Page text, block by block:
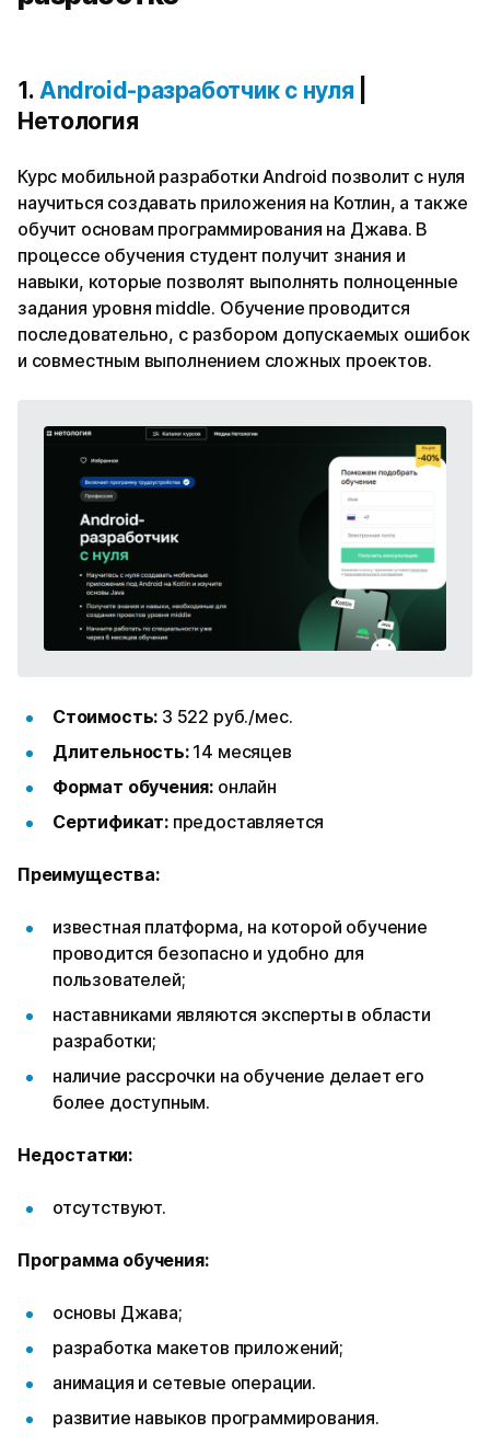
1. Android-разработчик с нуля
Нетология
Курс мобильной разработки Android позволит с нуля
научиться создавать приложения на Котлин, а также
обучит основам программирования на Джава. В
процессе обучения студент получит знания и
навыки, которые позволят выполнять полноценные
задания уровня middle. Обучение проводится
последовательно, с разбором допускаемых ошибок
и совместным выполнением сложных проектов.
Стоимость: 3 522 руб./мес.
Длительность: 14 месяцев
Формат обучения: онлайн
Сертификат: предоставляется
Преимущества:
известная платформа, на которой обучение
проводится безопасно и удобно для
пользователей;
наставниками являются эксперты в области
разработки;
наличие рассрочки на обучение делает его
более доступным.
Недостатки:
отсутствуют.
Программа обучения:
основы Джава;
разработка макетов приложений;
анимация и сетевые операции.
развитие навыков программирования.